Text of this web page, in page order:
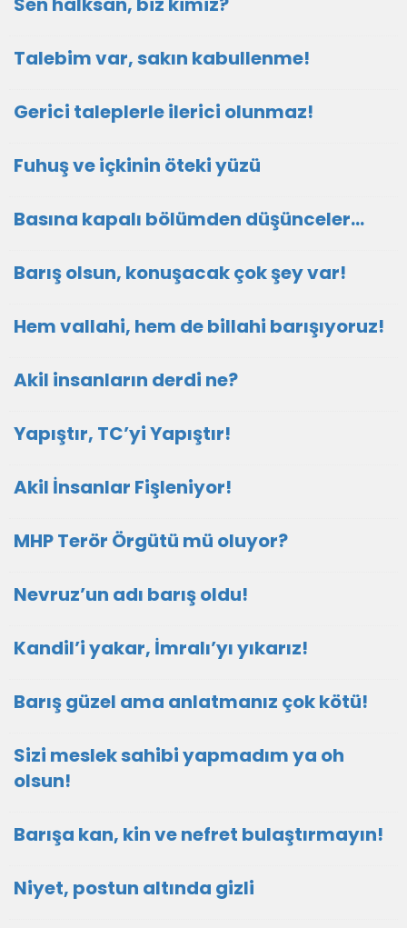
Talebim var, sakın kabullenme!
Gerici taleplerle ilerici olunmaz!
Fuhuş ve içkinin öteki yüzü
Basına kapalı bölümden düşünceler…
Barış olsun, konuşacak çok şey var!
Hem vallahi, hem de billahi barışıyoruz!
Akil insanların derdi ne?
Yapıştır, TC’yi Yapıştır!
Akil İnsanlar Fişleniyor!
MHP Terör Örgütü mü oluyor?
Nevruz’un adı barış oldu!
Kandil’i yakar, İmralı’yı yıkarız!
Barış güzel ama anlatmanız çok kötü!
Sizi meslek sahibi yapmadım ya oh
olsun!
Barışa kan, kin ve nefret bulaştırmayın!
Niyet, postun altında gizli